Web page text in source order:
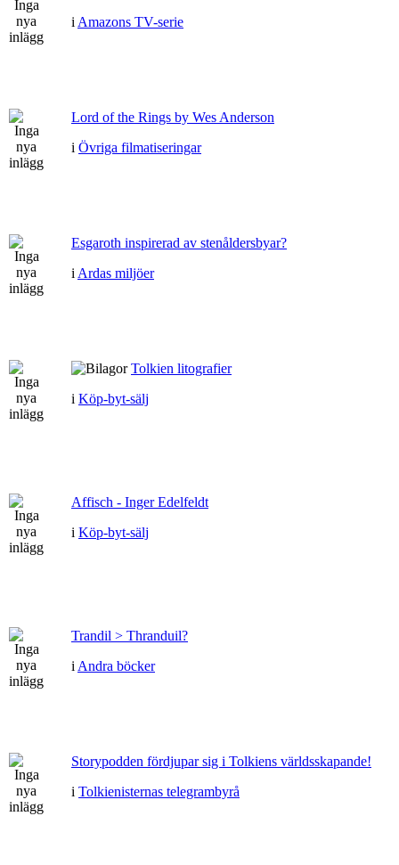
i Amazons TV-serie
Lord of the Rings by Wes Anderson
i Övriga filmatiseringar
Esgaroth inspirerad av stenåldersbyar?
i Ardas miljöer
Tolkien litografier
i Köp-byt-sälj
Affisch - Inger Edelfeldt
i Köp-byt-sälj
Trandil > Thranduil?
i Andra böcker
Storypodden fördjupar sig i Tolkiens världsskapande!
i Tolkienisternas telegrambyrå